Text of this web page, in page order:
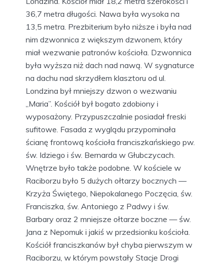
36,7 metra długości. Nawa była wysoka na
13,5 metra. Prezbiterium było niższe i była nad
nim dzwonnica z większym dzwonem, który
miał wezwanie patronów kościoła. Dzwonnica
była wyższa niż dach nad nawą. W sygnaturce
na dachu nad skrzydłem klasztoru od ul.
Londzina był mniejszy dzwon o wezwaniu
„Maria”. Kościół był bogato zdobiony i
wyposażony. Przypuszczalnie posiadał freski
sufitowe. Fasada z wyglądu przypominała
ścianę frontową kościoła franciszkańskiego pw.
św. Idziego i św. Bernarda w Głubczycach.
Wnętrze było także podobne. W kościele w
Raciborzu było 5 dużych ołtarzy bocznych —
Krzyża Świętego, Niepokalanego Poczęcia, św.
Franciszka, św. Antoniego z Padwy i św.
Barbary oraz 2 mniejsze ołtarze boczne — św.
Jana z Nepomuk i jakiś w przedsionku kościoła.
Kościół franciszkanów był chyba pierwszym w
Raciborzu, w którym powstały Stacje Drogi